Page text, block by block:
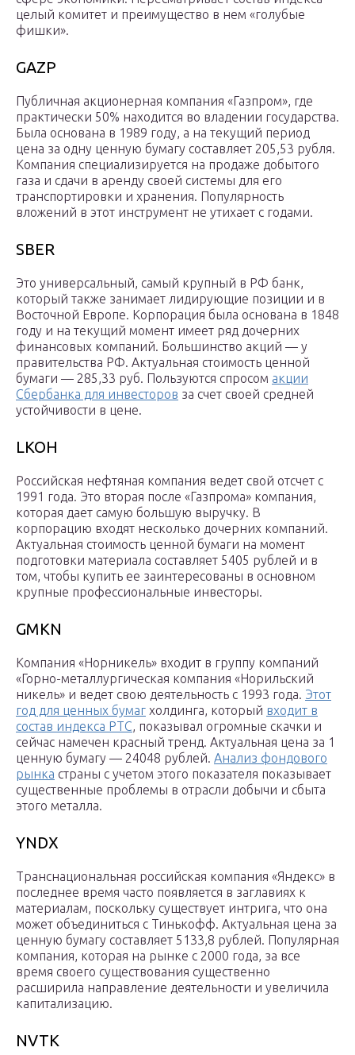
целый комитет и преимущество в нем «голубые
фишки».
GAZP
Публичная акционерная компания «Газпром», где
практически 50% находится во владении государства.
Была основана в 1989 году, а на текущий период
цена за одну ценную бумагу составляет 205,53 рубля.
Компания специализируется на продаже добытого
газа и сдачи в аренду своей системы для его
транспортировки и хранения. Популярность
вложений в этот инструмент не утихает с годами.
SBER
Это универсальный, самый крупный в РФ банк,
который также занимает лидирующие позиции и в
Восточной Европе. Корпорация была основана в 1848
году и на текущий момент имеет ряд дочерних
финансовых компаний. Большинство акций — у
правительства РФ. Актуальная стоимость ценной
бумаги — 285,33 руб. Пользуются спросом акции
Сбербанка для инвесторов за счет своей средней
устойчивости в цене.
LKOH
Российская нефтяная компания ведет свой отсчет с
1991 года. Это вторая после «Газпрома» компания,
которая дает самую большую выручку. В
корпорацию входят несколько дочерних компаний.
Актуальная стоимость ценной бумаги на момент
подготовки материала составляет 5405 рублей и в
том, чтобы купить ее заинтересованы в основном
крупные профессиональные инвесторы.
GMKN
Компания «Норникель» входит в группу компаний
«Горно-металлургическая компания «Норильский
никель» и ведет свою деятельность с 1993 года. Этот
год для ценных бумаг холдинга, который входит в
состав индекса РТС, показывал огромные скачки и
сейчас намечен красный тренд. Актуальная цена за 1
ценную бумагу — 24048 рублей. Анализ фондового
рынка страны с учетом этого показателя показывает
существенные проблемы в отрасли добычи и сбыта
этого металла.
YNDX
Транснациональная российская компания «Яндекс» в
последнее время часто появляется в заглавиях к
материалам, поскольку существует интрига, что она
может объединиться с Тинькофф. Актуальная цена за
ценную бумагу составляет 5133,8 рублей. Популярная
компания, которая на рынке с 2000 года, за все
время своего существования существенно
расширила направление деятельности и увеличила
капитализацию.
NVTK